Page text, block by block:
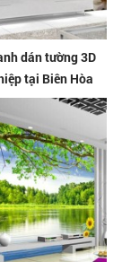
dán tường 3D
tại Biên Hòa